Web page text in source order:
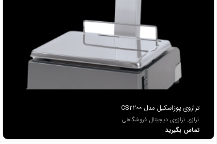
ترازوی پوزاسکیل مدل CS2200
ترازو, ترازوی دیجیتال فروشگاهی
تماس بگیرید